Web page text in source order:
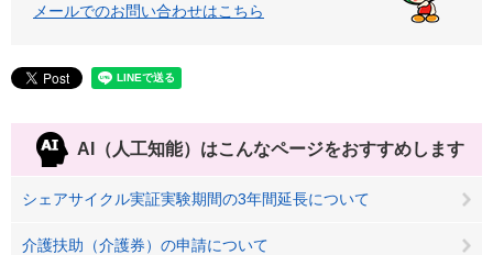
メールでのお問い合わせはこちら
AI（人工知能）はこんなページをおすすめします
シェアサイクル実証実験期間の3年間延長について
介護扶助（介護券）の申請について